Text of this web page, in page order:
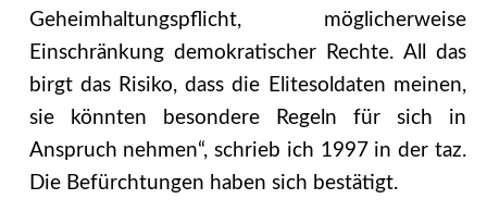
Geheimhaltungspflicht, möglicherweise
Einschränkung demokratischer Rechte. All das
birgt das Risiko, dass die Elitesoldaten meinen,
sie könnten besondere Regeln für sich in
Anspruch nehmen“, schrieb ich 1997 in der taz.
Die Befürchtungen haben sich bestätigt.